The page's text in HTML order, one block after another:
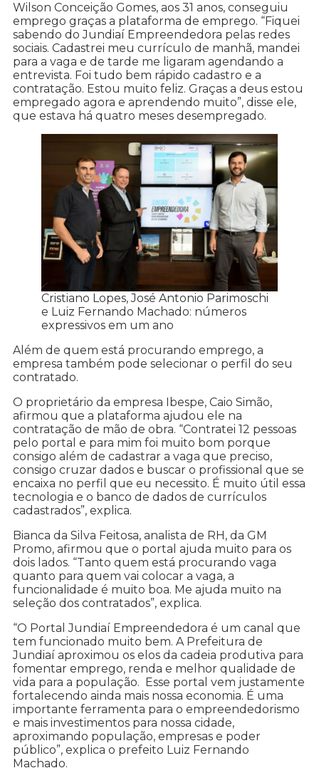
Wilson Conceição Gomes, aos 31 anos, conseguiu
emprego graças a plataforma de emprego. “Fiquei
sabendo do Jundiaí Empreendedora pelas redes
sociais. Cadastrei meu currículo de manhã, mandei
para a vaga e de tarde me ligaram agendando a
entrevista. Foi tudo bem rápido cadastro e a
contratação. Estou muito feliz. Graças a deus estou
empregado agora e aprendendo muito”, disse ele,
que estava há quatro meses desempregado.
Cristiano Lopes, José Antonio Parimoschi
e Luiz Fernando Machado: números
expressivos em um ano
Além de quem está procurando emprego, a
empresa também pode selecionar o perfil do seu
contratado.
O proprietário da empresa Ibespe, Caio Simão,
afirmou que a plataforma ajudou ele na
contratação de mão de obra. “Contratei 12 pessoas
pelo portal e para mim foi muito bom porque
consigo além de cadastrar a vaga que preciso,
consigo cruzar dados e buscar o profissional que se
encaixa no perfil que eu necessito. É muito útil essa
tecnologia e o banco de dados de currículos
cadastrados”, explica.
Bianca da Silva Feitosa, analista de RH, da GM
Promo, afirmou que o portal ajuda muito para os
dois lados. “Tanto quem está procurando vaga
quanto para quem vai colocar a vaga, a
funcionalidade é muito boa. Me ajuda muito na
seleção dos contratados”, explica.
“O Portal Jundiaí Empreendedora é um canal que
tem funcionado muito bem. A Prefeitura de
Jundiaí aproximou os elos da cadeia produtiva para
fomentar emprego, renda e melhor qualidade de
vida para a população. Esse portal vem justamente
fortalecendo ainda mais nossa economia. É uma
importante ferramenta para o empreendedorismo
e mais investimentos para nossa cidade,
aproximando população, empresas e poder
público”, explica o prefeito Luiz Fernando
Machado.